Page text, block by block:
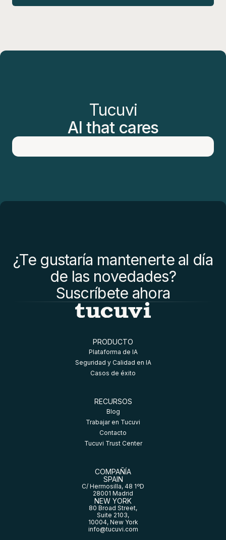
Tucuvi
AI that cares
¿Te gustaría mantenerte al día
de las novedades?
Suscríbete ahora
PRODUCTO
Plataforma de IA
Seguridad y Calidad en IA
Casos de éxito
RECURSOS
Blog
Trabajar en Tucuvi
Contacto
Tucuvi Trust Center
COMPAÑÍA
SPAIN
C/ Hermosilla, 48 1ºD
28001 Madrid
NEW YORK
80 Broad Street,
Suite 2103,
10004, New York
info@tucuvi.com